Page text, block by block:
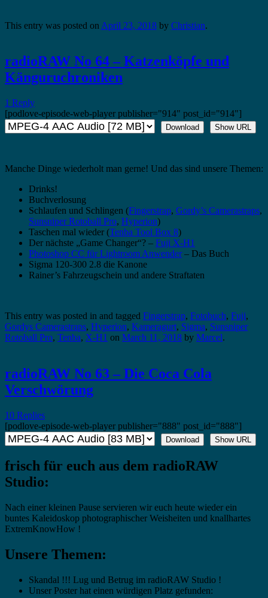
This entry was posted on April 23, 2018 by Christian.
radioRAW No 64 – Katzenköpfe und
Känguruchroniken
1 Reply
[podlove-episode-web-player publisher="914" post_id="914"]
Download Show URL
Manche Dinge wiederholt man gerne! Und das sind unsere Themen:
Drinks!
Buchverlosung
Schlaufen und Schlingen (Fingerstrap, Gordy’s Camerastraps,
Sunsniper Rotoball Pro, Hyperion)
Taschen mal wieder (Tenba Tool Box 8)
Der nächste „Game Changer“? – Fuji X-H1
Photoshop CC für Lightroom Anwender– Das Buch
Sigma 120-300 2.8 die Kanone
Rainer’s Fahrzeugschein und andere Straftaten
This entry was posted in and tagged Fingerstrap, Fotobuch, Fuji,
Gordys Camerastraps, Hyperion, Kameragurt, Sigma, Sunsniper
Rotoball Pro, Tenba, X-H1 on March 11, 2018 by Marcel.
radioRAW No 63 – Die Coca Cola
Verschwörung
10 Replies
[podlove-episode-web-player publisher="888" post_id="888"]
Download Show URL
frisch für euch aus dem radioRAW
Studio:
Nach einer kleinen Pause servieren wir euch heute wieder ein
buntes Kaleidoskop photographischer Weisheiten und knallhartes
ExtremKnowHow !
Unsere Themen:
Skandal !!! Lug und Betrug im radioRAW Studio !
Unser Poster hat einen würdigen Platz gefunden: